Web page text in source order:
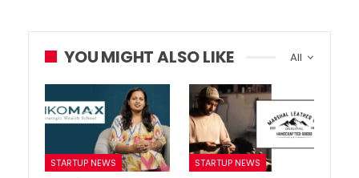
All
YOU MIGHT ALSO LIKE
STARTUP NEWS STARTUP NEWS